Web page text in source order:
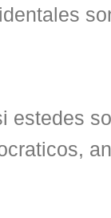
estedes